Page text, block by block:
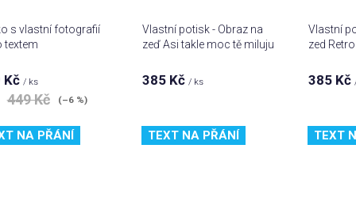
s vlastní fotografií
textem
Kč / ks
449 Kč (–6 %)
Vlastní potisk - Obraz na
zeď Asi takle moc tě miluju
385 Kč/ ks
Vlastní
zed
385 Kč
NA PŘÁNÍ TEXT NA PŘÁNÍ TEXT